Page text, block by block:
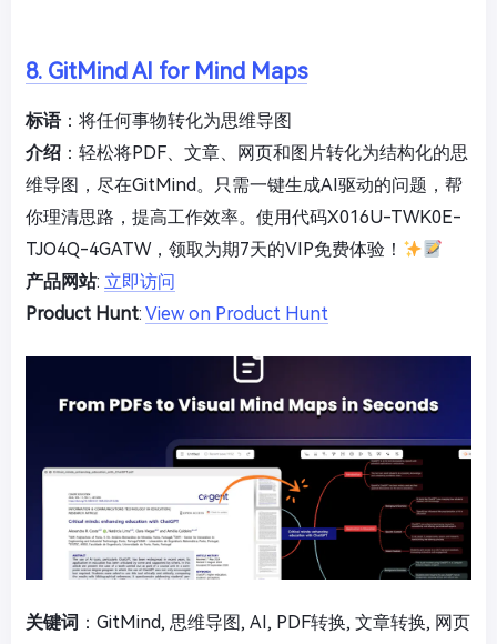
8. GitMind AI for Mind Maps
标语：将任何事物转化为思维导图
介绍 ：轻松将PDF、文章、网页和图片转化为结构化的思
维导图，尽在GitMind。只需一键生成AI驱动的问题，帮
你理清思路，提高工作效率。使用代码X016U-TWK0E-
TJO4Q-4GATW，领取为期7天的VIP免费体验！
产品网站: 立即访问
Product Hunt: View on Product Hunt
关键词 ：GitMind, 思维导图, AI, PDF转换, 文章转换, 网页